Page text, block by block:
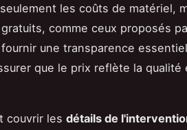
les coûts de matériel,
comme ceux proposés
une transparence
que le prix reflète la qualité
couvrir les détails de